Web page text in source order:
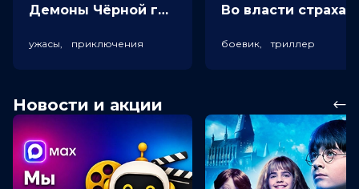
Демоны Чёрной горы (18+)
ужасы, приключения боевик, триллер
Новости и акции